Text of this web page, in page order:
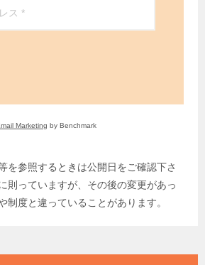
Marketing by Benchmark
を参照するときは公開日をご確認下さ
則っていますが、その後の変更があっ
制度と違っていることがあります。